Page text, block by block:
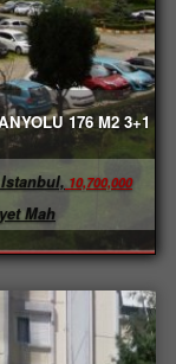
176 M2 3+1
10,700,000 TL
Istanbul,
Mah.